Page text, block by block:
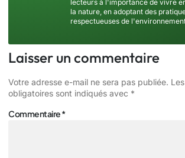
lecteurs à l'importance de vivre
la nature, en adoptant des
respectueuses de
Laisser un commentaire
Votre adresse e-mail ne sera pas publiée.
obligatoires sont indiqués avec *
Commentaire*